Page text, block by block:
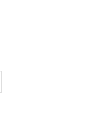
Dit product heeft meerdere variaties. Deze optie kan gekozen worden op de productpagina